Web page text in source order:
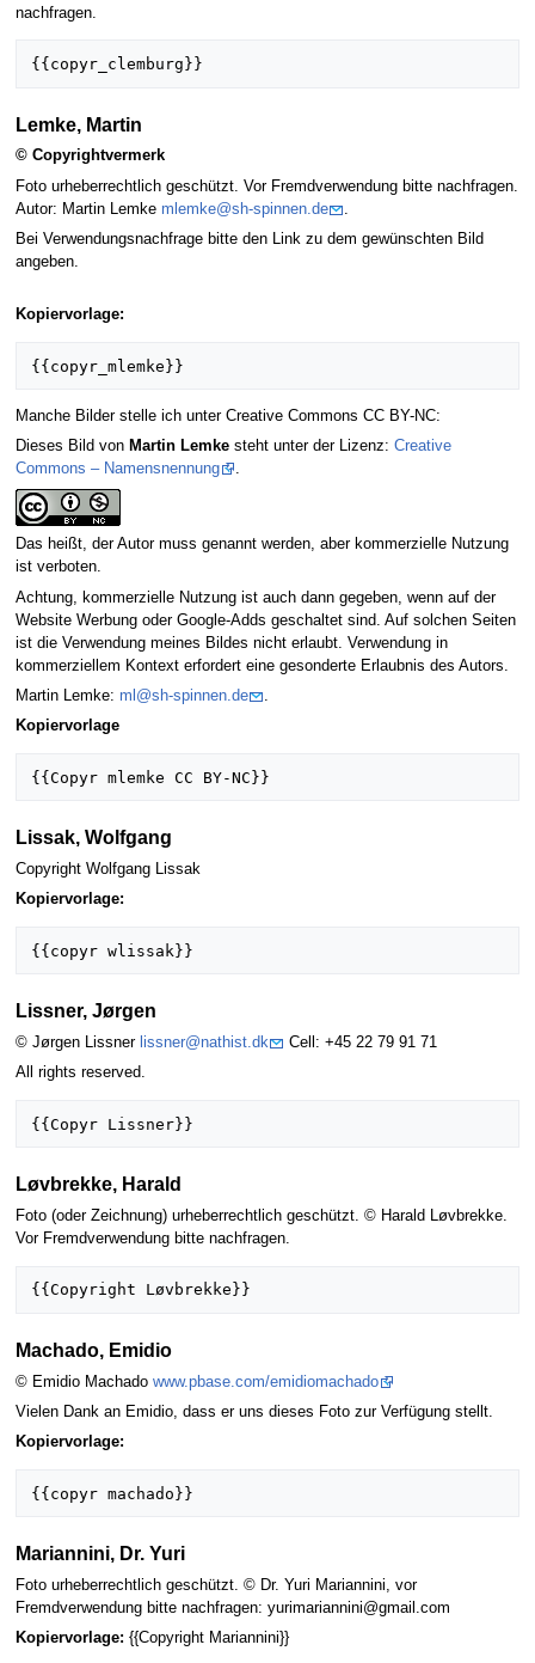
nachfragen.
Lemke, Martin
© Copyrightvermerk
Foto urheberrechtlich geschützt. Vor Fremdverwendung bitte nachfragen.
Autor: Martin Lemke mlemke@sh-spinnen.de
Bei Verwendungsnachfrage bitte den Link zu dem gewünschten Bild
angeben.
Kopiervorlage:
Manche Bilder stelle ich unter Creative Commons CC BY-NC:
Dieses Bild von Martin Lemkesteht unter der Lizenz: Creative
Commons – Namensnennung
.
Das heißt, der Autor muss genannt werden, aber kommerzielle Nutzung
ist verboten.
Achtung, kommerzielle Nutzung ist auch dann gegeben, wenn auf der
Website Werbung oder Google-Adds geschaltet sind. Auf solchen Seiten
ist die Verwendung meines Bildes nicht erlaubt. Verwendung in
kommerziellem Kontext erfordert eine gesonderte Erlaubnis des Autors.
Martin Lemke: ml@sh-spinnen.de
.
Kopiervorlage
Lissak, Wolfgang
Copyright Wolfgang Lissak
Kopiervorlage:
Lissner, Jørgen
© Jørgen Lissner lissner@nathist.dk
Cell: +45 22 79 91 71
All rights reserved.
Løvbrekke, Harald
Foto (oder Zeichnung) urheberrechtlich geschützt. © Harald Løvbrekke.
Vor Fremdverwendung bitte nachfragen.
Machado, Emidio
© Emidio Machado www.pbase.com/emidiomachado
Vielen Dank an Emidio, dass er uns dieses Foto zur Verfügung stellt.
Kopiervorlage:
Mariannini, Dr. Yuri
Foto urheberrechtlich geschützt. © Dr. Yuri Mariannini, vor
Fremdverwendung bitte nachfragen: yurimariannini@gmail.com
Kopiervorlage: {{Copyright Mariannini}}